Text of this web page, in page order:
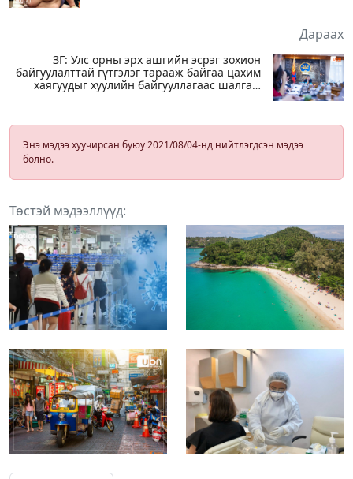
Дараах
ЗГ: Улс орны эрх ашгийн эсрэг зохион
байгуулалттай гүтгэлэг тарааж байгаа цахим
хаягуудыг хуулийн байгууллагаас шалгаж
Энэ мэдээ хуучирсан буюу 2021/08/04-нд нийтлэгдсэн мэдээ
болно.
Төстэй мэдээллүүд: